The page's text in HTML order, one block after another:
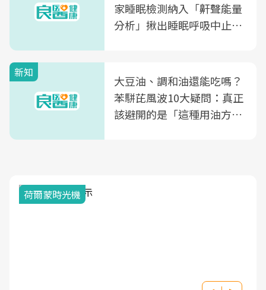
家睡眠檢測納入「鼾聲能量
分析」揪出睡眠呼吸中止症
新知
大豆油、調和油還能吃嗎？
苯駢芘風波10大疑問：真正
該避開的是「這種用油方
荷爾蒙時光機